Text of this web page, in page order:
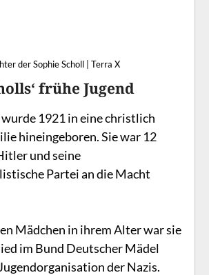
der Sophie Scholl | Terra X
frühe Jugend
1921 in eine christlich
hineingeboren. Sie war 12
und seine
Partei an die Macht
Mädchen in ihrem Alter war sie
im Bund Deutscher Mädel
der Nazis.